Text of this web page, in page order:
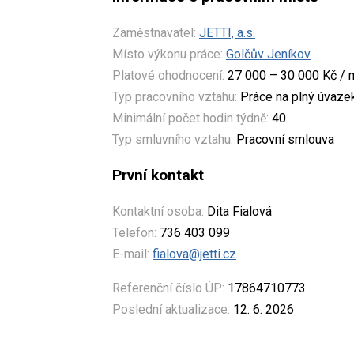
Zaměstnavatel: JETTI, a.s.
Místo výkonu práce: Golčův Jeníkov
Platové ohodnocení: 27 000 – 30 000 Kč /
Typ pracovního vztahu: Práce na plný
Minimální počet hodin týdně: 40
Typ smluvního vztahu: Pracovní smlouva
První kontakt
Kontaktní osoba: Dita Fialová
Telefon: 736 403 099
E-mail: fialova@jetti.cz
Referenční číslo ÚP: 17864710773
Poslední aktualizace: 12. 6. 2026